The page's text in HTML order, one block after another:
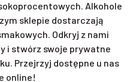
Alkohole
sklepie dostarczają
Odkryj z nami
i stwórz swoje prywatne
Przejrzyj dostępne u nas
online!